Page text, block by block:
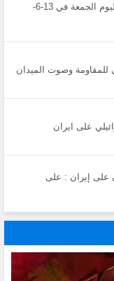
مقدمة نشرة أخبار المنار الرئيسية ليوم الجمعة في 13-6-
للمقاومة وصوت الميدان
على ايران
على إيران : على